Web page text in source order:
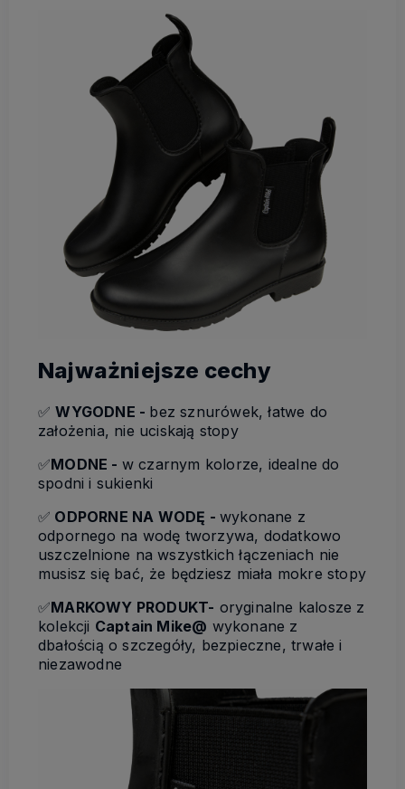
Najważniejsze cechy
✅WYGODNE - bez sznurówek, łatwe do
założenia, nie uciskają stopy
✅MODNE - w czarnym kolorze, idealne do
spodni i sukienki
✅ ODPORNE NA WODĘ -wykonane z
odpornego na wodę tworzywa, dodatkowo
uszczelnione na wszystkich łączeniach nie
musisz się bać, że będziesz miała mokre stopy
✅MARKOWY PRODUKT- oryginalne kalosze z
kolekcji Captain Mike@ wykonane z
dbałością o szczegóły, bezpieczne, trwałe i
niezawodne